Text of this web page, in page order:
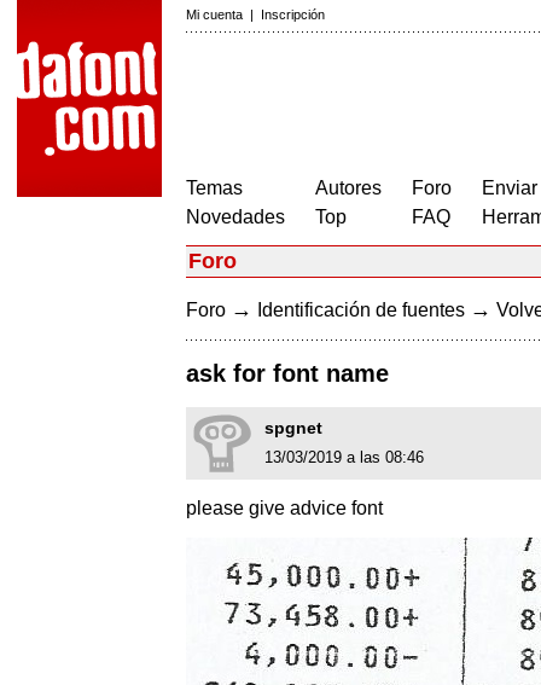
Mi cuenta | Inscripción
Temas
Novedades
Autores
Top
Foro
FAQ
Foro
Foro → Identificación de fuentes →
ask for font name
spgnet
13/03/2019 a las 08:46
please give advice font